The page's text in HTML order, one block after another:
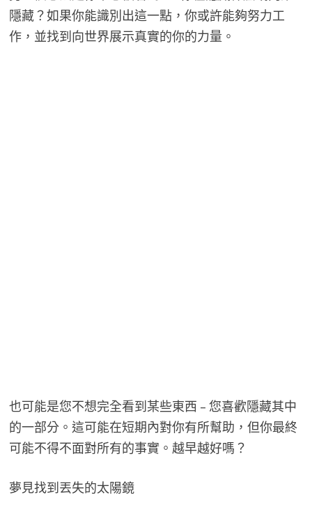
隱藏？如果你能識別出這一點，你或許能夠努力工
作，並找到向世界展示真實的你的力量。
也可能是您不想完全看到某些東西 – 您喜歡隱藏其中
的一部分。這可能在短期內對你有所幫助，但你最終
可能不得不面對所有的事實。越早越好嗎？
夢見找到丟失的太陽鏡